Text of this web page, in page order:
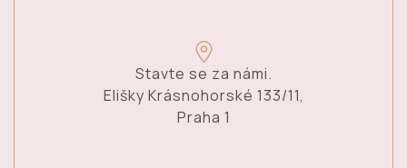
Stavte se za námi.
Elišky Krásnohorské 133/11,
Praha 1